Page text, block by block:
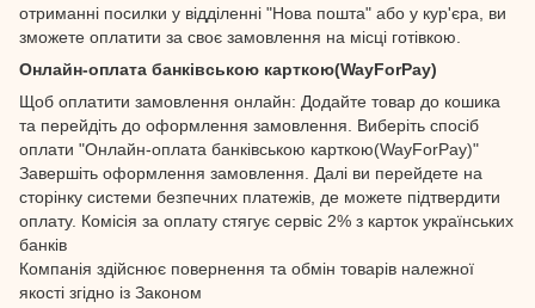
отриманні посилки у відділенні "Нова пошта" або у кур'єра, ви
зможете оплатити за своє замовлення на місці готівкою.
Онлайн-оплата банківською карткою(WayForPay)
Щоб оплатити замовлення онлайн: Додайте товар до кошика
та перейдіть до оформлення замовлення. Виберіть спосіб
оплати "Онлайн-оплата банківською карткою(WayForPay)"
Завершіть оформлення замовлення. Далі ви перейдете на
сторінку системи безпечних платежів, де можете підтвердити
оплату. Комісія за оплату стягує сервіс 2% з карток українських
банків
Компанія здійснює повернення та обмін товарів належної
якості згідно із Законом